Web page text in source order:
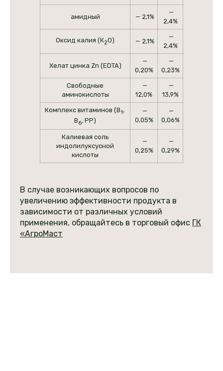
амидный — 2,1%
—
2,4%
Оксид калия (К2O) — 2,1%
—
2,4%
Хелат цинка Zn (EDTA)
—
0,20%
—
0,23%
Свободные
аминокислоты
—
12,0%
—
13,9%
Комплекс витаминов (В1,
В6, РР)
—
0,05%
—
0,06%
Калиевая соль
индолилуксусной
кислоты
—
0,25%
—
0,29%
В случае возникающих вопросов по
увеличению эффективности продукта в
зависимости от различных условий
применения, обращайтесь в торговый офис ГК
«АгроМаст